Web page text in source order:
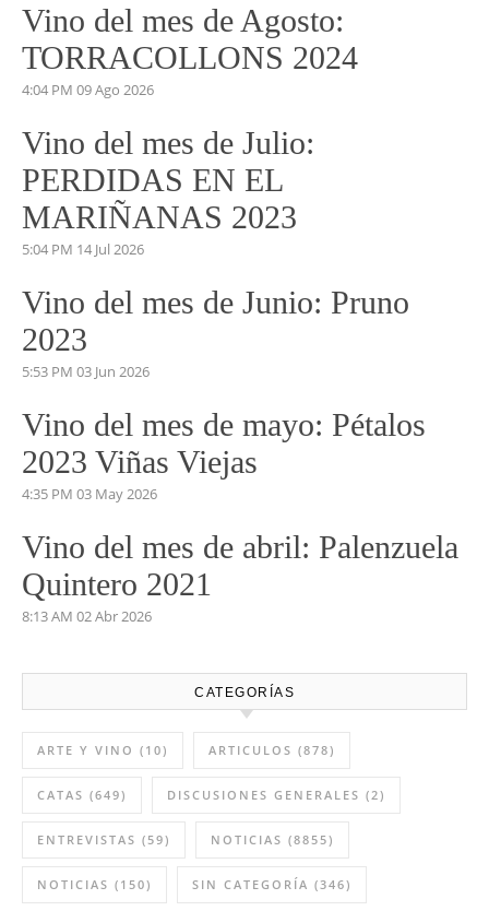
Vino del mes de Agosto:
TORRACOLLONS 2024
4:04 PM 09 Ago 2026
Vino del mes de Julio:
PERDIDAS EN EL
MARIÑANAS 2023
5:04 PM 14 Jul 2026
Vino del mes de Junio: Pruno
2023
5:53 PM 03 Jun 2026
Vino del mes de mayo: Pétalos
2023 Viñas Viejas
4:35 PM 03 May 2026
Vino del mes de abril: Palenzuela
Quintero 2021
8:13 AM 02 Abr 2026
CATEGORÍAS
ARTE Y VINO (10) ARTICULOS (878)
CATAS (649) DISCUSIONES GENERALES (2)
ENTREVISTAS (59) NOTICIAS (8855)
NOTICIAS (150) SIN CATEGORÍA (346)